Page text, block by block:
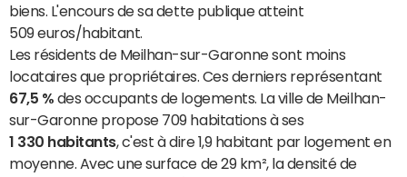
biens. L'encours de sa dette publique atteint
509 euros/habitant.
Les résidents de Meilhan-sur-Garonne sont moins
locataires que propriétaires. Ces derniers représentant
67,5 % des occupants de logements. La ville de Meilhan-
sur-Garonne propose 709 habitations à ses
1 330 habitants, c'est à dire 1,9 habitant par logement en
moyenne. Avec une surface de 29 km², la densité de